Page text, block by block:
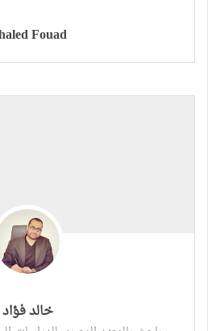
Fouad
خالد فؤاد